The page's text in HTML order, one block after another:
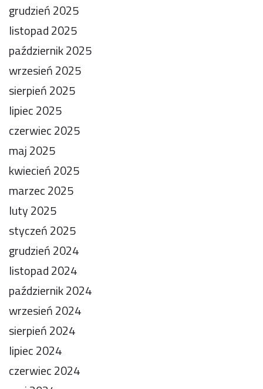
grudzień 2025
listopad 2025
październik 2025
wrzesień 2025
sierpień 2025
lipiec 2025
czerwiec 2025
maj 2025
kwiecień 2025
marzec 2025
luty 2025
styczeń 2025
grudzień 2024
listopad 2024
październik 2024
wrzesień 2024
sierpień 2024
lipiec 2024
czerwiec 2024